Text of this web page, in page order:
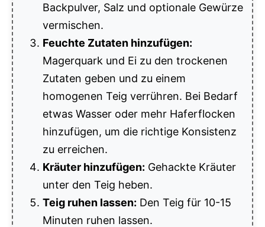
Backpulver, Salz und optionale Gewürze
vermischen.
Feuchte Zutaten hinzufügen:
Magerquark und Ei zu den trockenen
Zutaten geben und zu einem
homogenen Teig verrühren. Bei Bedarf
etwas Wasser oder mehr Haferflocken
hinzufügen, um die richtige Konsistenz
zu erreichen.
Kräuter hinzufügen: Gehackte Kräuter
unter den Teig heben.
Teig ruhen lassen: Den Teig für 10-15
Minuten ruhen lassen.